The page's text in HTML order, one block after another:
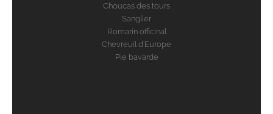
Choucas des tours
Sanglier
Romarin officinal
Chevreuil d'Europe
Pie bavarde